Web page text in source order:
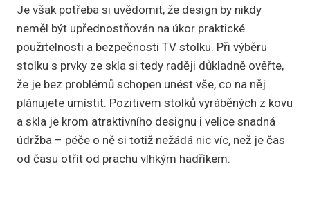
Je však potřeba si uvědomit, že design by nikdy
neměl být upřednostňován na úkor praktické
použitelnosti a bezpečnosti TV stolku. Při výběru
stolku s prvky ze skla si tedy raději důkladně ověřte,
že je bez problémů schopen unést vše, co na něj
plánujete umístit. Pozitivem stolků vyráběných z kovu
a skla je krom atraktivního designu i velice snadná
údržba – péče o ně si totiž nežádá nic víc, než je čas
od času otřít od prachu vlhkým hadříkem.